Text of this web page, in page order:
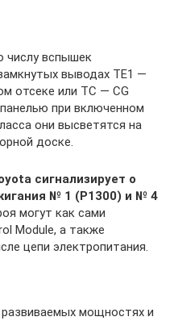
числу вспышек
выводах TE1 —
отсеке или TC — CG
при включенном
они высветятся на
доске.
сигнализирует о
№ 1 (P1300) и № 4
могут как сами
Module, а также
цепи электропитания.
мощностях и